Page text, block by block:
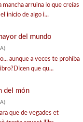
arruina lo que creías
inicio de algo i...
del mundo
aunque a veces te prohíba
que qu...
del món
que de vegades et